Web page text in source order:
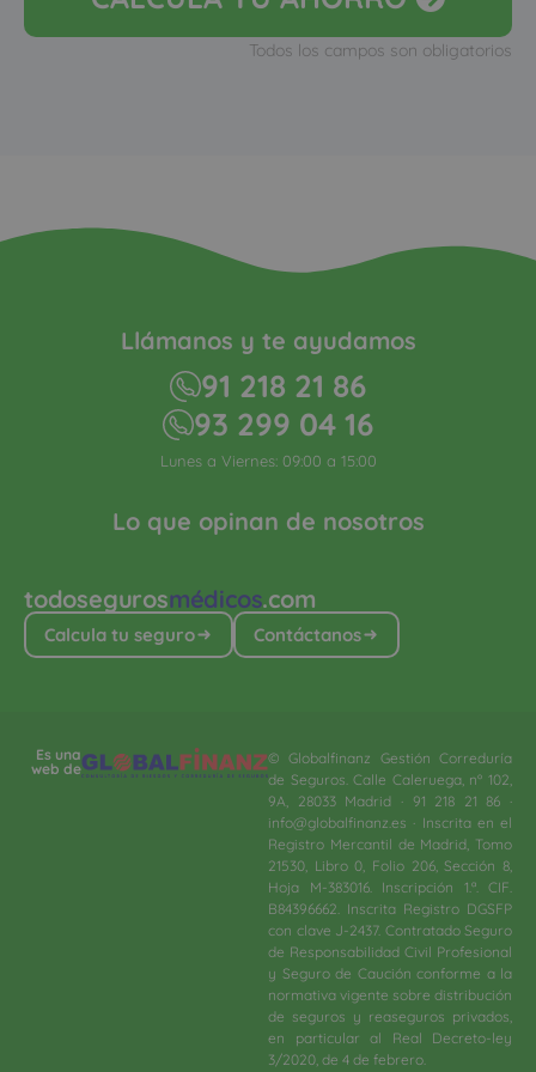
Todos los campos son obligatorios
todosegurosmédicos.com
Calcula tu seguro Contáctanos
Lo que opinan de nosotros
Llámanos y te ayudamos
91 218 21 86
93 299 04 16
Lunes a Viernes: 09:00 a 15:00
Es una
web de
© Globalfinanz Gestión Correduría
de Seguros. Calle Caleruega, nº 102,
9A, 28033 Madrid · 91 218 21 86 ·
info@globalfinanz.es · Inscrita en el
Registro Mercantil de Madrid, Tomo
21530, Libro 0, Folio 206, Sección 8,
Hoja M-383016. Inscripción 1.ª. CIF.
B84396662. Inscrita Registro DGSFP
con clave J-2437. Contratado Seguro
de Responsabilidad Civil Profesional
y Seguro de Caución conforme a la
normativa vigente sobre distribución
de seguros y reaseguros privados,
en particular al Real Decreto-ley
3/2020, de 4 de febrero.​